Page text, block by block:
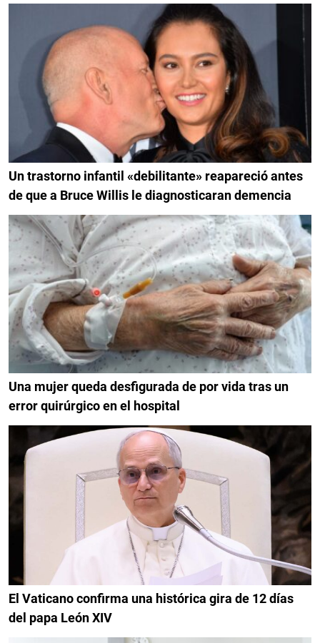
Un trastorno infantil «debilitante» reapareció antes
de que a Bruce Willis le diagnosticaran demencia
Una mujer queda desfigurada de por vida tras un
error quirúrgico en el hospital
El Vaticano confirma una histórica gira de 12 días
del papa León XIV